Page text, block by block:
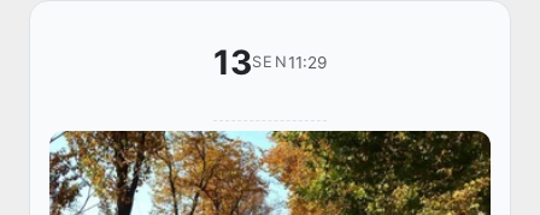
13SEN11:29